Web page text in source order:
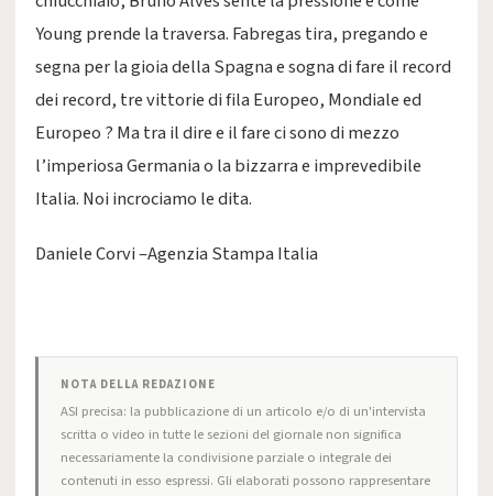
Young prende la traversa. Fabregas tira, pregando e
segna per la gioia della Spagna e sogna di fare il record
dei record, tre vittorie di fila Europeo, Mondiale ed
Europeo ? Ma tra il dire e il fare ci sono di mezzo
l’imperiosa Germania o la bizzarra e imprevedibile
Italia. Noi incrociamo le dita.
Daniele Corvi –Agenzia Stampa Italia
NOTA DELLA REDAZIONE
ASI precisa: la pubblicazione di un articolo e/o di un'intervista
scritta o video in tutte le sezioni del giornale non significa
necessariamente la condivisione parziale o integrale dei
contenuti in esso espressi. Gli elaborati possono rappresentare